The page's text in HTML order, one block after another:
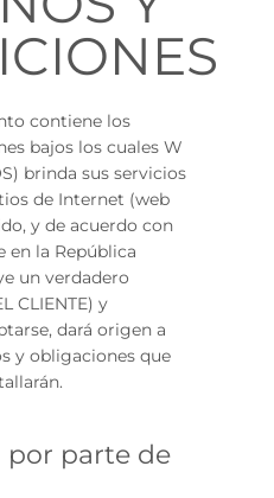
contiene los
bajos los cuales W
brinda sus servicios
de Internet (web
y de acuerdo con
en la República
un verdadero
CLIENTE) y
dará origen a
y obligaciones que
por parte de